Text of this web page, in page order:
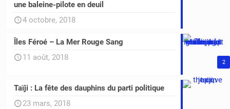
une baleine-pilote en deuil
4 octobre, 2018
2
Îles Féroé – La Mer Rouge Sang
11 août, 2018
Taïji : La fête des dauphins du parti politique
23 mars, 2018